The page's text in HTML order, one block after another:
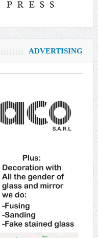
ADVERTISING